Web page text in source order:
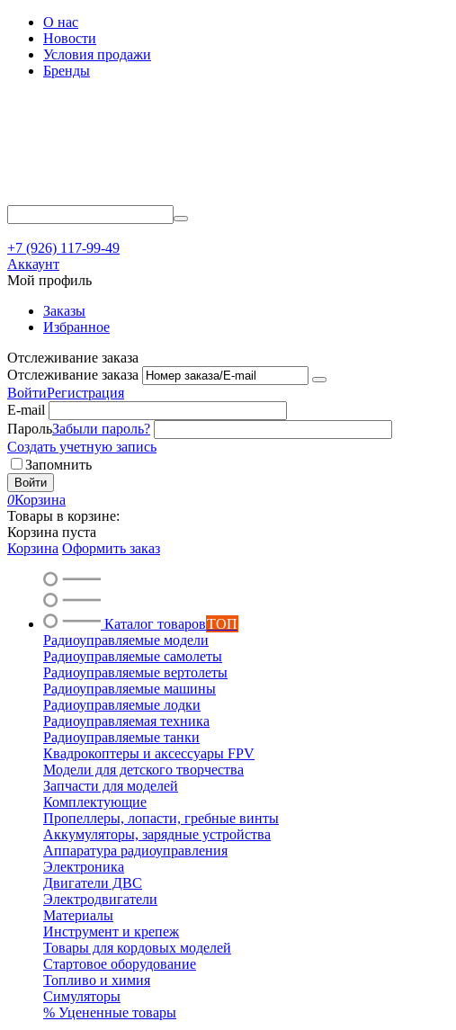
О нас
Новости
Условия продажи
Бренды
+7 (926) 117-99-49
Аккаунт
Мой профиль
Заказы
Избранное
Отслеживание заказа
Отслеживание заказа
ВойтиРегистрация
E-mail
ПарольЗабыли пароль?
Создать учетную запись
Запомнить
Войти
0Корзина
Товары в корзине:
Корзина пуста
Корзина Оформить заказ
Каталог товаровТОП
Радиоуправляемые модели
Радиоуправляемые самолеты
Радиоуправляемые вертолеты
Радиоуправляемые машины
Радиоуправляемые лодки
Радиоуправляемая техника
Радиоуправляемые танки
Квадрокоптеры и аксессуары FPV
Модели для детского творчества
Запчасти для моделей
Комплектующие
Пропеллеры, лопасти, гребные винты
Аккумуляторы, зарядные устройства
Аппаратура радиоуправления
Электроника
Двигатели ДВС
Электродвигатели
Материалы
Инструмент и крепеж
Товары для кордовых моделей
Стартовое оборудование
Топливо и химия
Симуляторы
% Уцененные товары